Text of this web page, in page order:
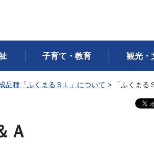
子育て・教育 観光・
品種「ふくまるＳＬ」について > 「ふくまる
Ａ